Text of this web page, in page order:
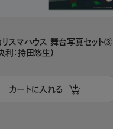
リスマハウス 舞台写真セット③
利：持田悠生）
カートに入れる